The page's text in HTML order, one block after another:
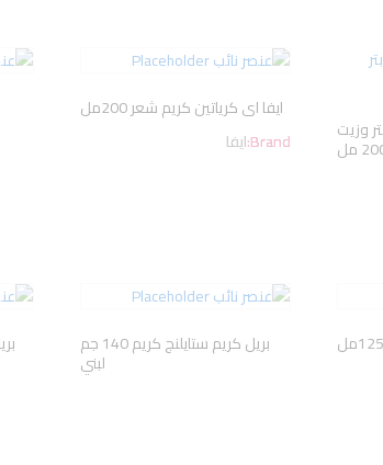
وزيت
ايفا اى كرياتين كريم شعر 200مل
Brand:ايفا
بريل كريم ستايلنج كريم 140 جم
لبني